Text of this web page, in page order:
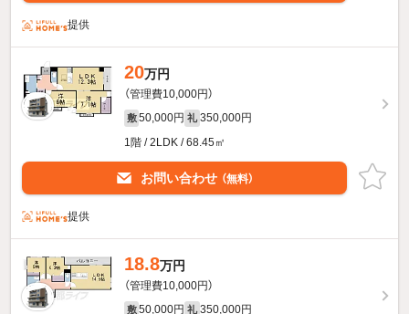
提供
20万円
（管理費10,000円）
敷 50,000円 礼 350,000円
1階 / 2LDK / 68.45㎡
お問い合わせ （無料）
提供
18.8万円
（管理費10,000円）
敷 50,000円 礼 350,000円